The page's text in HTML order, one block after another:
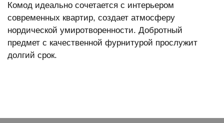
Комод идеально сочетается с интерьером
современных квартир, создает атмосферу
нордической умиротворенности. Добротный
предмет с качественной фурнитурой прослужит
долгий срок.